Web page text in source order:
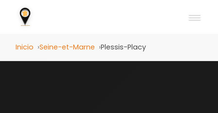
Inicio Seine-et-Marne Plessis-Placy